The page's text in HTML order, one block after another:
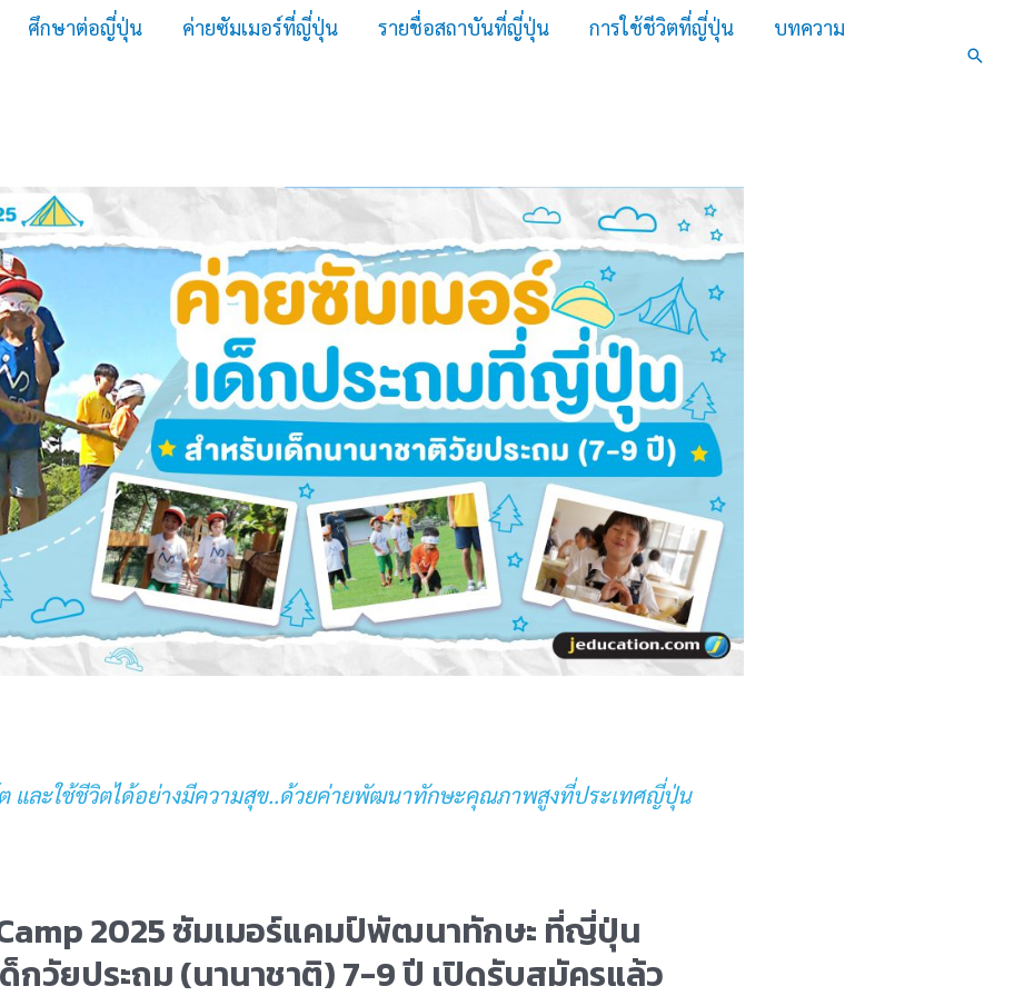
ศึกษาต่อญี่ปุ่น ค่ายซัมเมอร์ที่ญี่ปุ่น รายชื่อสถาบันที่ญี่ปุ่น การใช้ชีวิตที่ญี่ปุ่น บทความ
Search
ต และใช้ชีวิตได้อย่างมีความสุข..ด้วยค่ายพัฒนาทักษะคุณภาพสูงที่ประเทศญี่ปุ่น
2025 ซัมเมอร์แคมป์พัฒนาทักษะ ที่ญี่ปุ่น
กวัยประถม (นานาชาติ) 7-9 ปี เปิดรับสมัครแล้ว